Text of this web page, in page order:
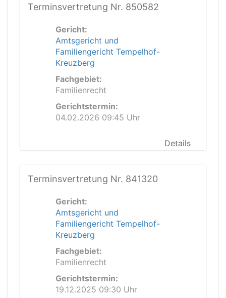
Terminsvertretung Nr. 850582
Gericht:
Amtsgericht und
Familiengericht Tempelhof-
Kreuzberg
Fachgebiet:
Familienrecht
Gerichtstermin:
04.02.2026 09:45 Uhr
Details
Terminsvertretung Nr. 841320
Gericht:
Amtsgericht und
Familiengericht Tempelhof-
Kreuzberg
Fachgebiet:
Familienrecht
Gerichtstermin:
19.12.2025 09:30 Uhr